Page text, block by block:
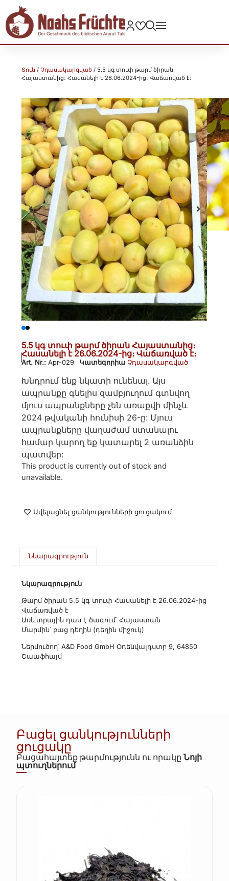
Տուն /Չդասակարգված / 5.5 կգ տուփ թարմ ծիրան
Հայաստանից։ Հասանելի է 26.06.2024-ից։ Վաճառված է։
5.5 կգ տուփ թարմ ծիրան Հայաստանից։
Հասանելի է 26.06.2024-ից։ Վաճառված է։
Art. Nr.:Apr-029 Կատեգորիա Չդասակարգված
Խնդրում ենք նկատի ունենալ. Այս
ապրանքը գնելիս զամբյուղում գտնվող
մյուս ապրանքները չեն առաքվի մինչև
2024 թվականի հունիսի 26-ը: Մյուս
ապրանքները վաղաժամ ստանալու
համար կարող եք կատարել 2 առանձին
պատվեր:
This product is currently out of stock and
unavailable.
Ավելացնել ցանկությունների ցուցակում
Նկարագրություն
Նկարագրություն
Թարմ ծիրան 5.5 կգ տուփ Հասանելի է 26.06.2024-ից
Վաճառված է
Առևտրային դաս I, ծագում՝ Հայաստան
Մարմին՝ բաց դեղին (դեղին միջուկ)
Ներմուծող՝ A&D Food GmbH Օդենվալդստր 9, 64850
Շաաֆհայմ
Բացել ցանկությունների
ցուցակը
Բացահայտեք թարմությունն ու որակըՆոյի
պտուղներում